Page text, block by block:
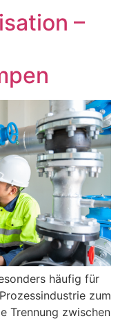
–
häufig für
zum
Trennung zwischen